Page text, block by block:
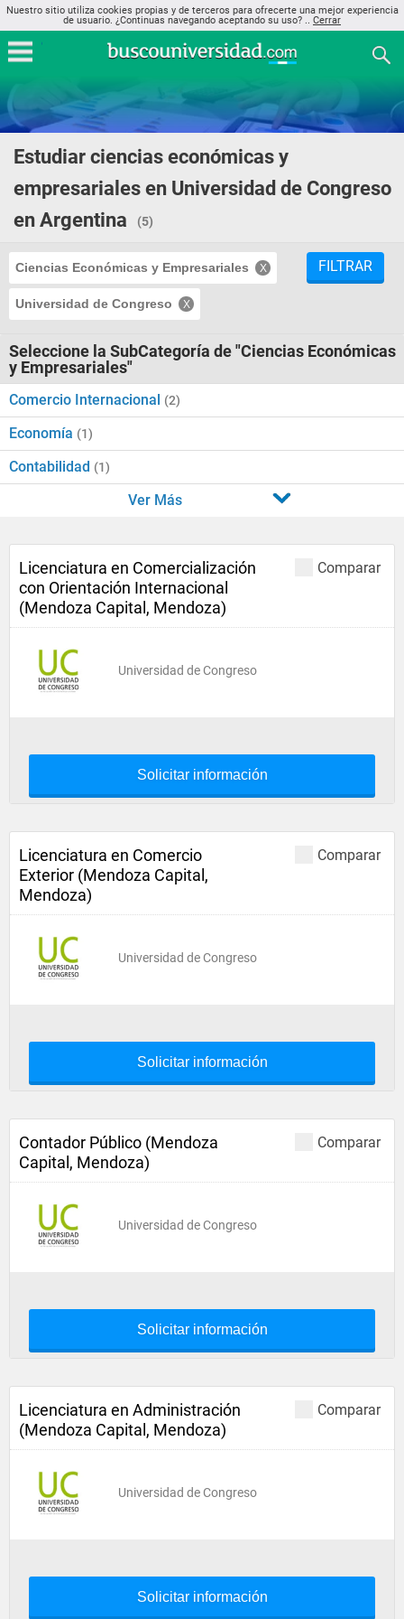
Nuestro sitio utiliza cookies propias y de terceros para ofrecerte una mejor experiencia
de usuario. ¿Continuas navegando aceptando su uso? .. Cerrar
Estudiar ciencias económicas y
empresariales en Universidad de Congreso
en Argentina
(5)
Ciencias Económicas y Empresariales
Universidad de Congreso
FILTRAR
Seleccione la SubCategoría de "Ciencias Económicas
y Empresariales"
Comercio Internacional (2)
Economía (1)
Contabilidad (1)
Ver Más
Comparar
Licenciatura en Comercialización
con Orientación Internacional
(Mendoza Capital, Mendoza)
Universidad de Congreso
Solicitar información
Comparar
Licenciatura en Comercio
Exterior (Mendoza Capital,
Mendoza)
Universidad de Congreso
Solicitar información
Comparar
Contador Público (Mendoza
Capital, Mendoza)
Universidad de Congreso
Solicitar información
Comparar
Licenciatura en Administración
(Mendoza Capital, Mendoza)
Universidad de Congreso
Solicitar información